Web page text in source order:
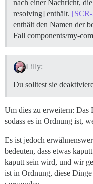
nach einer Nachricht,
resolving] enthält.
enthält den Namen der
Fall components/my-
Lilly:
Du solltest sie
Um dies zu erweitern: Das
sodass es in Ordnung ist,
Es ist jedoch
bedeuten, dass etwas
kaputt sein wird, und wir
ist in Ordnung, diese